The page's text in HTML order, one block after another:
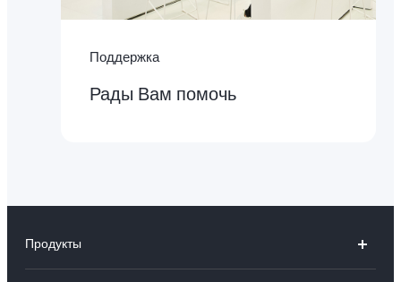
Поддержка
Рады Вам помочь
Продукты